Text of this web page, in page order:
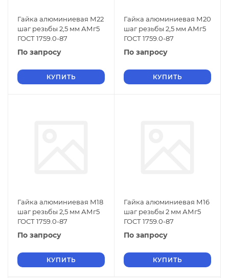
Гайка алюминиевая М22
шаг резьбы 2,5 мм АМг5
ГОСТ 1759.0-87
По запросу
КУПИТЬ
Гайка алюминиевая М20
шаг резьбы 2,5 мм АМг5
ГОСТ 1759.0-87
По запросу
КУПИТЬ
Гайка алюминиевая М18
шаг резьбы 2,5 мм АМг5
ГОСТ 1759.0-87
По запросу
КУПИТЬ
Гайка алюминиевая М16
шаг резьбы 2 мм АМг5
ГОСТ 1759.0-87
По запросу
КУПИТЬ